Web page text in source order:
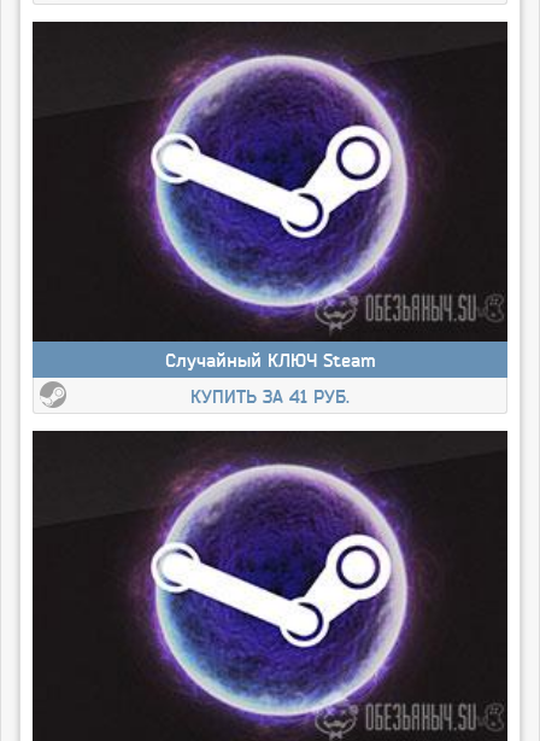
Случайный КЛЮЧ Steam
КУПИТЬ ЗА 41 РУБ.